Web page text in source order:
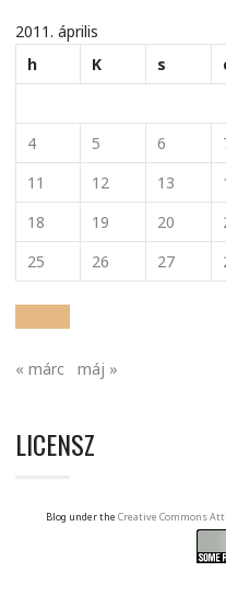
2011. április
h
K s
4
5 6
11
12 13
18
19 20
25
26 27
« márc máj »
LICENSZ
Blog under the Creative Commons